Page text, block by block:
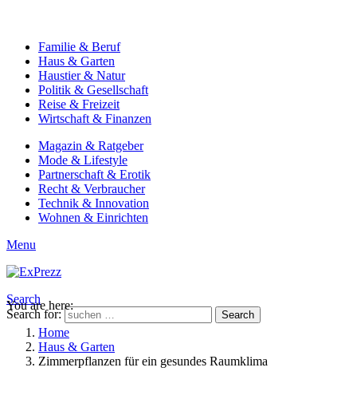
Familie & Beruf
Haus & Garten
Haustier & Natur
Politik & Gesellschaft
Reise & Freizeit
Wirtschaft & Finanzen
Magazin & Ratgeber
Mode & Lifestyle
Partnerschaft & Erotik
Recht & Verbraucher
Technik & Innovation
Wohnen & Einrichten
Menu
Search
Search for:
Search
You are here:
Home
Haus & Garten
Zimmerpflanzen für ein gesundes Raumklima